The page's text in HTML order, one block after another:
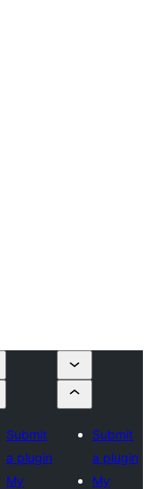
Submit
a plugin
My
Submit
a plugin
My